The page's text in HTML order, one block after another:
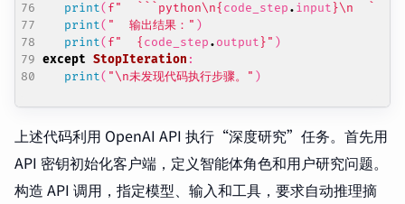
print( f"  ```python\n{ code_step.input }\n
print( "  输出结果：" )
print( f" { code_step.output }" )
except StopIteration :
print( "\n未发现代码执行步骤。" )
上述代码利用 OpenAI API 执行“深度研究”任务。首先用
API 密钥初始化客户端，定义智能体角色和用户研究问题。
构造 API 调用，指定模型、输入和工具，要求自动推理摘